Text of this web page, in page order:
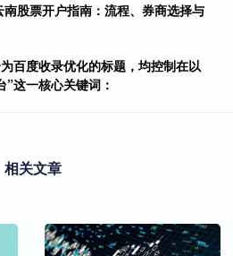
股票开户指南：流程、券商选择与
百度收录优化的标题，均控制在以
这一核心关键词：
相关文章